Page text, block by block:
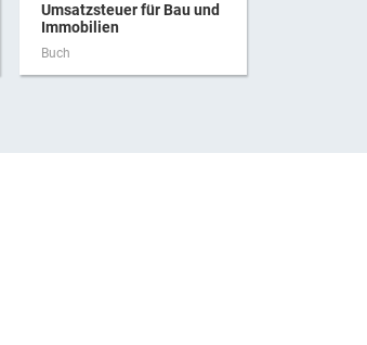
Umsatzsteuer für Bau und
Immobilien
Buch